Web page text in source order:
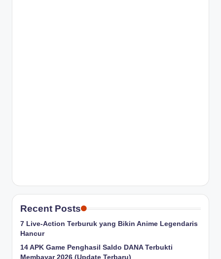
Recent Posts
7 Live-Action Terburuk yang Bikin Anime Legendaris
Hancur
14 APK Game Penghasil Saldo DANA Terbukti
Membayar 2026 (Update Terbaru)